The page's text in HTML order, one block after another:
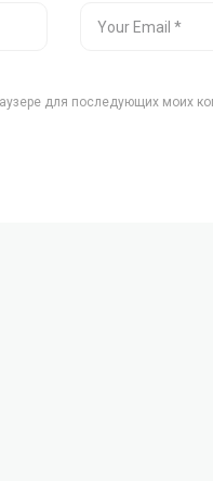
для последующих моих